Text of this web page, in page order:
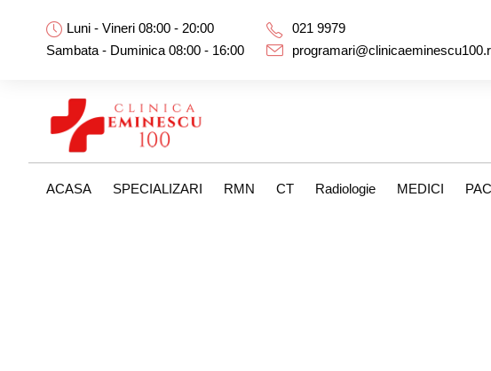
Luni - Vineri 08:00 - 20:00
Sambata - Duminica 08:00 - 16:00
021 9979
ACASA SPECIALIZARI RMN CT Radiologie MEDICI